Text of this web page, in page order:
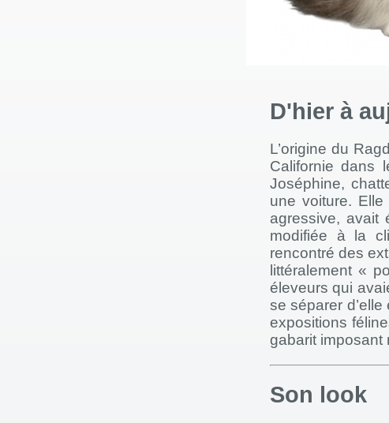
D'hier à
L’origine du
Californie dans
Joséphine,
une voiture.
agressive, avait
modifiée à la
rencontré des
littéralement «
éleveurs qui
se séparer
expositions
gabarit imposant
Son look